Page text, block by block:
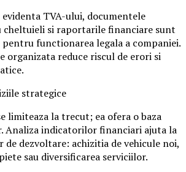
TVA-ului, documentele
si raportarile financiare sunt
functionarea legala a companiei.
organizata reduce riscul de erori si
strategice
limiteaza la trecut; ea ofera o baza
Analiza indicatorilor financiari ajuta la
dezvoltare: achizitia de vehicule noi,
sau diversificarea serviciilor.